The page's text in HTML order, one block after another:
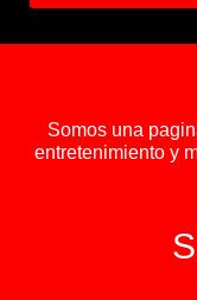
Somos una
entretenimiento y